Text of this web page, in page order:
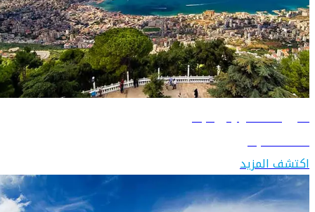
دليل السفر إلى لبنان
اكتشف لبنان
اكتشف المزيد